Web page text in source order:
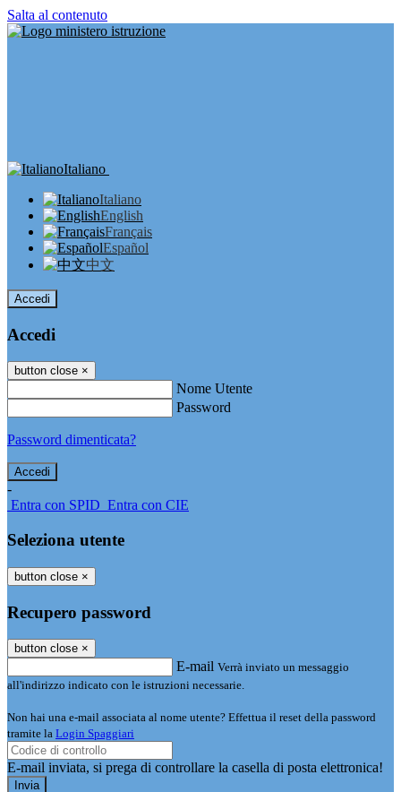
Salta al contenuto
Italiano
Italiano
English
Français
Español
中文
Accedi
Accedi
button close ×
Nome Utente
Password
Password dimenticata?
-
Entra con SPID Entra con CIE
Seleziona utente
button close ×
Recupero password
button close ×
E-mail Verrà inviato un messaggio
all'indirizzo indicato con le istruzioni necessarie.
Non hai una e-mail associata al nome utente? Effettua il reset della password
tramite la Login Spaggiari
E-mail inviata, si prega di controllare la casella di posta elettronica!